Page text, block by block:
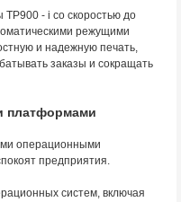
- i со скоростью до
режущими
и надежную печать,
заказы и сокращать
платформами
операционными
предприятия.
систем, включая